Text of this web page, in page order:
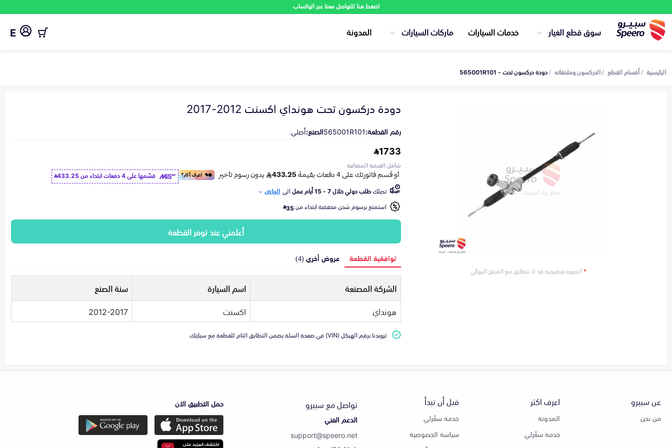
اضغط هنا للتواصل معنا عبر الواتساب
سوق قطع الغيار خدمات السيارات ماركات السيارات المدونة E
الرئيسية أقسام القطع الدركسون وملحقاته دودة دركسون تحت - 565001R101
*الصورة توضيحية قد لا تتطابق مع المنتج النهائي
دودة دركسون تحت هونداي اكسنت 2012-2017
رقم القطعة:565001R101الصنع:أصلي
1733
شامل القيمة المضافة
قسّمها على 4 دفعات ابتداء من
433.25
تصلكطلب دولي خلال 7 - 15 أيام عمل الى الرياض
استمتع برسوم شحن مخفضة ابتداء من35
أعلمني عند توفر القطعة
توافقية القطعة عروض أخرى (4)
الشركة المصنعة اسم السيارة
سنة الصنع
هونداي
اكسنت 2012-2017
تزويدنا برقم الهيكل (VIN) في صفحة السلة يضمن التطابق التام للقطعة مع سيارتك
عن سبيرو
من نحن
اعرف اكثر
المدونة
خدمة سعّرلي
قبل أن تبدأ
خدمة سعّرلي
سياسة الخصوصية
تواصل مع سبيرو
الدعم الفني
support@speero.net
حمل التطبيق الان